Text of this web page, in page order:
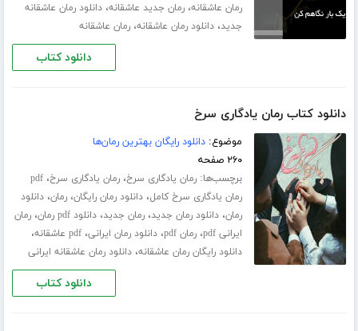
رمان عاشقانه،رمان جدید عاشقانه،دانلود رمان عاشقانه
جدید،دانلود رمان عاشقانه،رمان عاشقانه
دانلود کتاب
دانلود کتاب رمان یادگاری سرخ
موضوع:دانلود رایگان بهترین رمان‌ها
۲۶۰ صفحه
برچسب‌ها:رمان یادگاری سرخ،رمان یادگاری سرخ،pdf
رمان یادگاری سرخ کامل،دانلود رمان رایگان،رمان،دانلود
رمان،دانلود رمان جدید،رمان جدید،دانلود pdf رمان ،رمان
ایرانی pdf
،رمان pdf ،دانلود رمان ایرانی،pdf عاشقانه ،
دانلود رایگان رمان عاشقانه،دانلود رمان عاشقانه ایرانی
دانلود کتاب